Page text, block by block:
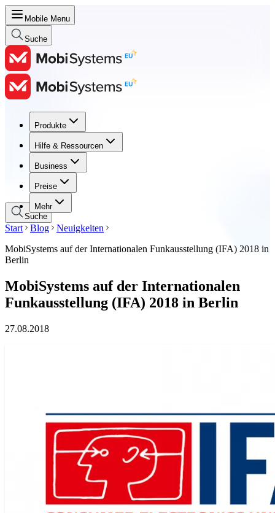
Mobile Menu
Suche
Produkte
Hilfe & Ressourcen
Business
Preise
Mehr
Produkte
Hilfe & Ressourcen
Business
Preise
Suche
Start Blog
Neuigkeiten
MobiSystems auf der Internationalen Funkausstellung (IFA) 2018 in
Berlin
MobiSystems auf der Internationalen
Funkausstellung (IFA) 2018 in Berlin
27.08.2018